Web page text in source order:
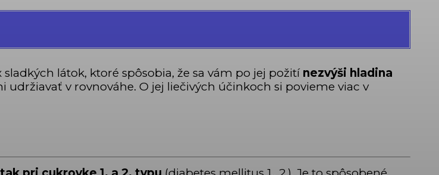
látok, ktoré spôsobia, že sa vám po jej požití nezvýši hladina
udržiavať v rovnováhe. O jej liečivých účinkoch si povieme viac v